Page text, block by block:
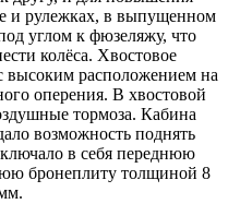
и рулежках, в выпущенном
углом к фюзеляжу, что
колёса. Хвостовое
высоким расположением на
оперения. В хвостовой
тормоза. Кабина
возможность поднять
в себя переднюю
бронеплиту толщиной 8